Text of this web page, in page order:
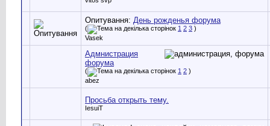
Опитування: День рожденья форума
( 1 2 3 )
Vasek
Адмнистрация
форума
( 1 2 )
abez
Просьба открыть тему.
IesuiT